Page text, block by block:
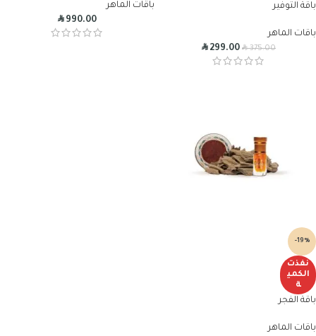
باقة التوفير
باقات الماهر
R375.00
R299.00
باقات الماهر
R990.00
-19%
نفذت
الكمي
ة
باقة الفجر
باقات الماهر